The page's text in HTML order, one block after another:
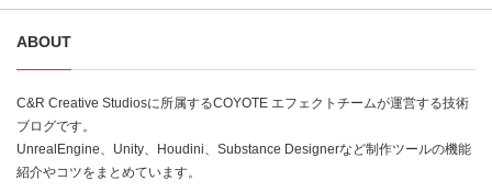
ABOUT
C&R Creative Studiosに所属するCOYOTE エフェクトチームが運営する技術
ブログです。
UnrealEngine、Unity、Houdini、Substance Designerなど制作ツールの機能
紹介やコツをまとめています。